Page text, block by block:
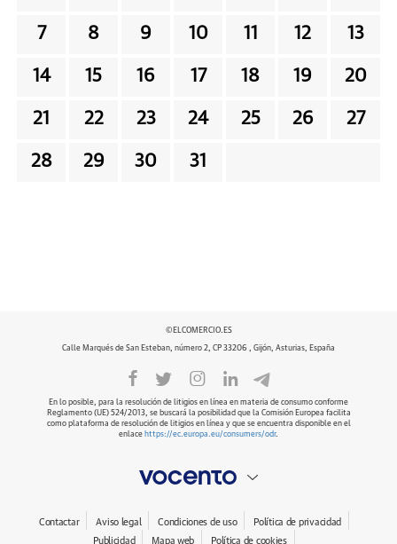
7 8 9 10 11 12 13
14 15 16 17 18 19 20
21 22 23 24 25 26 27
28 29 30 31
©ELCOMERCIO.ES
Calle Marqués de San Esteban, número 2, CP 33206 , Gijón, Asturias, España
En lo posible, para la resolución de litigios en línea en materia de consumo conforme
Reglamento (UE) 524/2013, se buscará la posibilidad que la Comisión Europea facilita
como plataforma de resolución de litigios en línea y que se encuentra disponible en el
enlace https://ec.europa.eu/consumers/odr.
Contactar Aviso legal Condiciones de uso
Política de privacidad
Publicidad
Mapa web Política de cookies